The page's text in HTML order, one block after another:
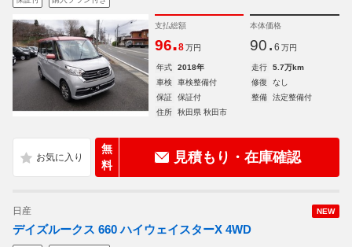
支払総額
96.8 万円
本体価格
90. 6 万円
年式 2018年 走行
5.7万km
車検
車検整備付 修復
なし
保証
保証付 整備
法定整備付
住所
秋田県 秋田市
無
料
見積もり・在庫確認
NEW
日産
デイズルークス 660 ハイウェイスターX 4WD